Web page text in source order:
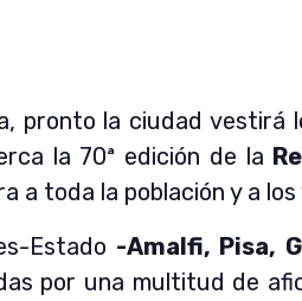
pronto la ciudad
la 70ª edición de la
a toda la población y a
Estado -Amalfi, Pisa,
por una multitud de